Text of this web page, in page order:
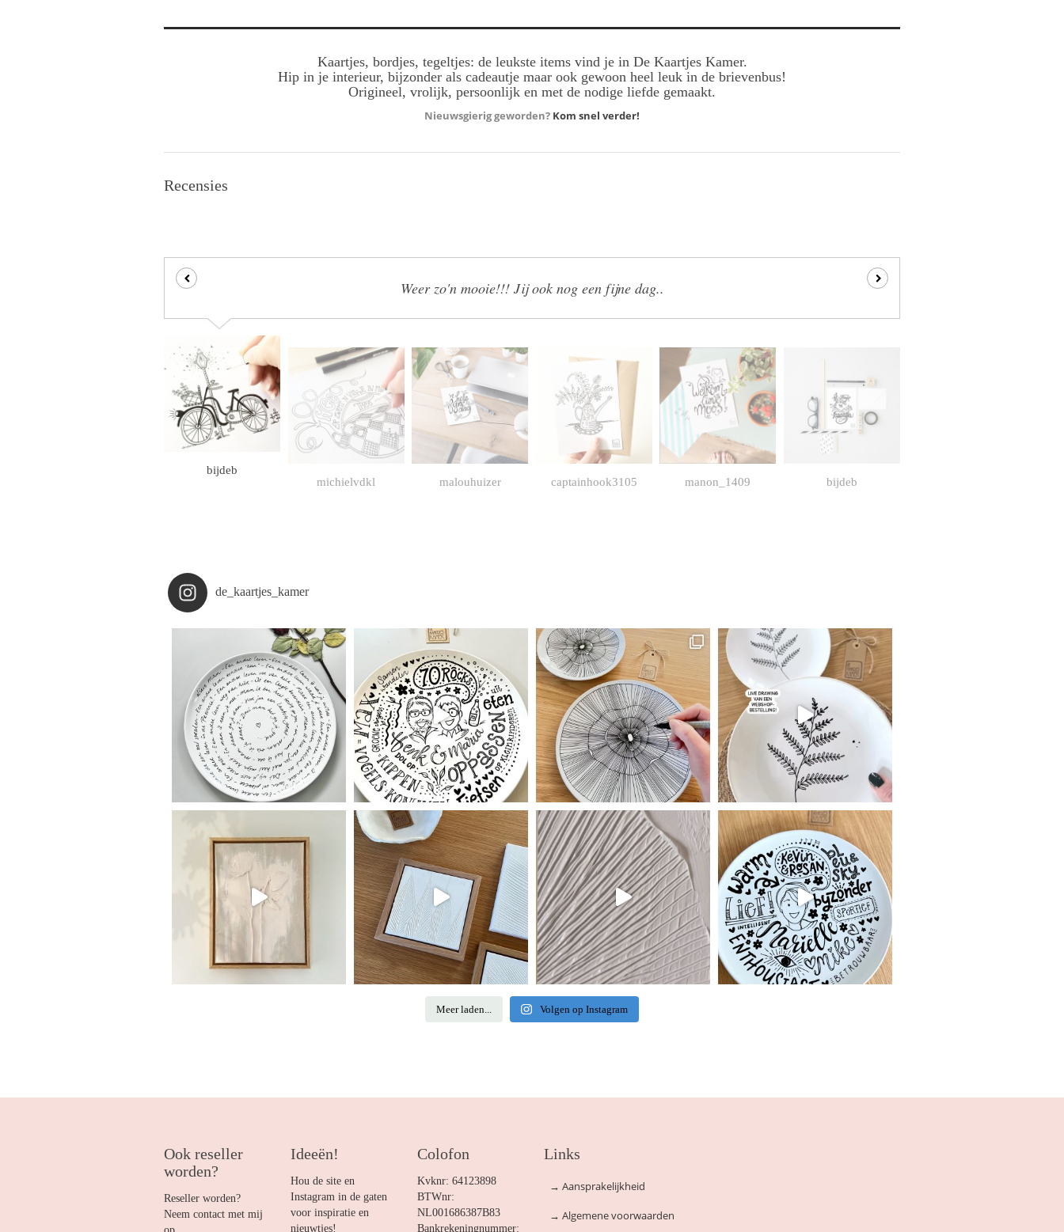
Kaartjes, bordjes, tegeltjes: de leukste items vind je in De Kaartjes Kamer.
Hip in je interieur, bijzonder als cadeautje maar ook gewoon heel leuk in de brievenbus!
Origineel, vrolijk, persoonlijk en met de nodige liefde gemaakt.
Nieuwsgierig geworden? Kom snel verder!
Recensies
Weer zo'n mooie!!! Jij ook nog een fijne dag..
bijdeb
michielvdkl
malouhuizer captainhook3105 manon_1409 bijdeb
de_kaartjes_kamer
Meer laden... Volgen op Instagram
Ook reseller
worden?
Reseller worden?
Neem contact met mij
Ideeën!
Hou de site en
Instagram in de gaten
voor inspiratie en
nieuwtjes!
Colofon
Kvknr: 64123898
BTWnr:
NL001686387B83
Bankrekeningnummer:
Links
→ Aansprakelijkheid
→ Algemene voorwaarden